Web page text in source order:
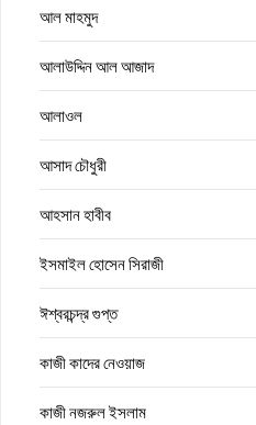
আল মাহমুদ
আলাউদ্দিন আল আজাদ
আলাওল
আসাদ চৌধুরী
আহসান হাবীব
ইসমাইল হোসেন সিরাজী
ঈশ্বরচন্দ্র গুপ্ত
কাজী কাদের নেওয়াজ
কাজী নজরুল ইসলাম